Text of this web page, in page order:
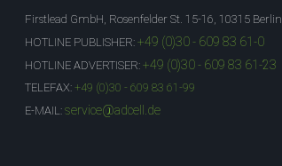
Firstlead GmbH, Rosenfelder St. 15-16, 10315 Berlin
HOTLINE PUBLISHER: +49 (0)30 - 609 83 61-0
HOTLINE ADVERTISER: +49 (0)30 - 609 83 61-23
TELEFAX: +49 (0)30 - 609 83 61-99
E-MAIL: service@adcell.de